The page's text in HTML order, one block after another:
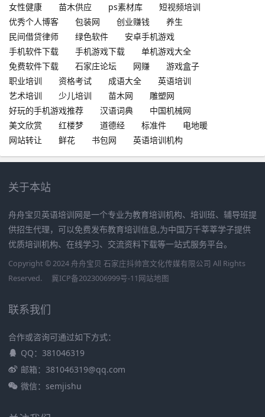
女性健康
苗木供应 ps素材库
短视频培训
优秀个人博客
包装网 创业赚钱
养生
民间借贷律师
绿色软件
安卓手机游戏
手机软件下载
手机游戏下载
单机游戏大全
免费软件下载
石家庄论坛 网赚
游戏盒子
职业培训
资格考试 成语大全
英语培训
艺术培训
少儿培训 苗木网
雕塑网
好玩的手机游戏推荐
汉语词典
中国机械网
美文欣赏
红楼梦 道德经 标准件
电地暖
网站转让
鲜花 书包网 英语培训机构
关于本站
舟舟宝贝英语培训网是一个专业为教育培训机构、培训班、辅导班提
供招生代理，可以免费发布教育培训信息,为中国万千莘莘学子提供
优质培训机构、在线学习、交流资料下载等一站式服务平台。
Copyright © 2024 舟舟宝贝 石家庄抖帅宫文化传媒有限公司 All Rights
Reserved.
冀ICP备2023006999号-11网站地图
联系我们
合作或咨询可通过如下方式：
QQ：381046319
邮箱：381046319@qq.com
微信：semjishu